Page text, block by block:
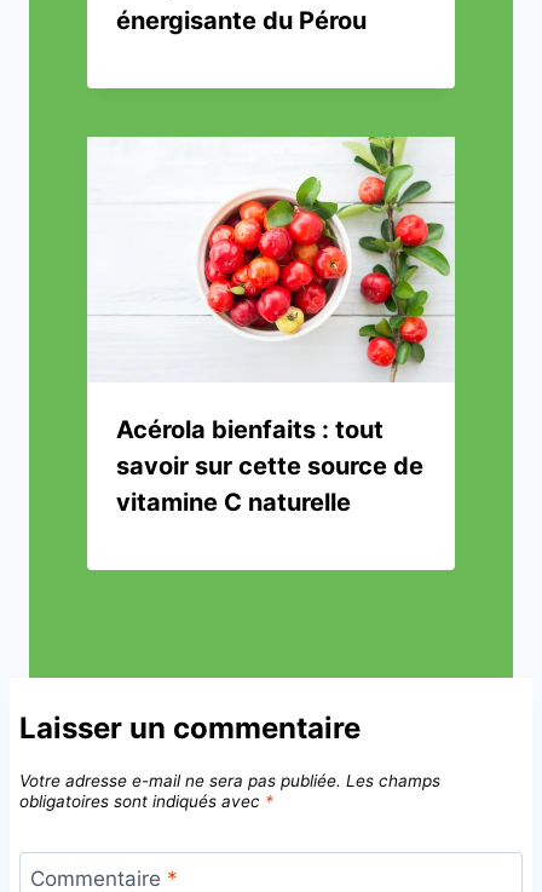
énergisante du Pérou
Acérola bienfaits : tout
savoir sur cette source de
vitamine C naturelle
Laisser un commentaire
Votre adresse e-mail ne sera pas publiée. Les champs
obligatoires sont indiqués avec *
Commentaire *